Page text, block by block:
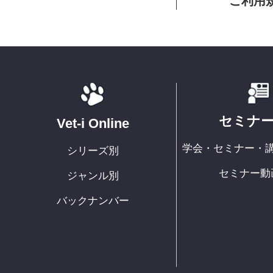
Vet-i Online
シリーズ別
ジャンル別
バックナンバー
セミナ
学会・セミナー・
セミナー